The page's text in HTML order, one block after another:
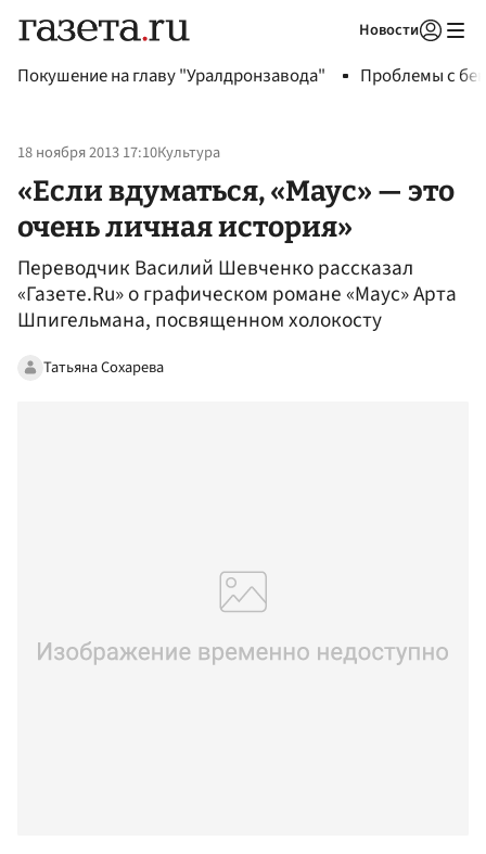
Новости
Покушение на главу "Уралдронзавода" Проблемы с
18 ноября 2013 17:10Культура
«Если вдуматься, «Маус» — это
очень личная история»
Переводчик Василий Шевченко рассказал
«Газете.Ru» о графическом романе «Маус» Арта
Шпигельмана, посвященном холокосту
Татьяна Сохарева